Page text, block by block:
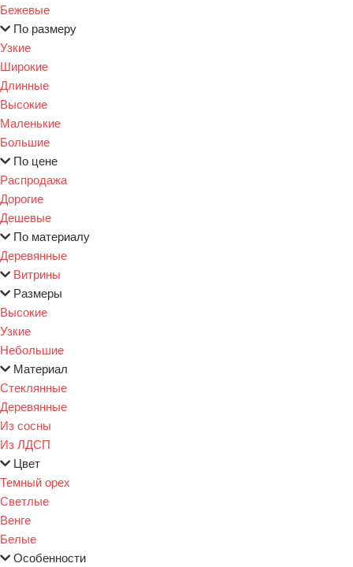
Бежевые
По размеру
Узкие
Широкие
Длинные
Высокие
Маленькие
Большие
По цене
Распродажа
Дорогие
Дешевые
По материалу
Деревянные
Витрины
Размеры
Высокие
Узкие
Небольшие
Материал
Стеклянные
Деревянные
Из сосны
Из ЛДСП
Цвет
Темный орех
Светлые
Венге
Белые
Особенности